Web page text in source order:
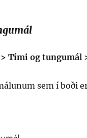
Tími og tungumál
sem í boði